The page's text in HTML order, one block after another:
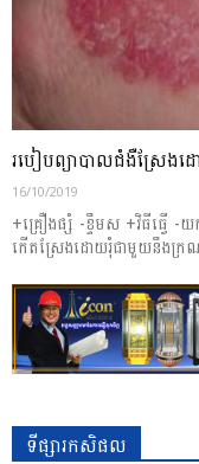
របៀបព្យាបាលជំងឺស្រែងដ
16/10/2019
+គ្រឿងផ្សំ -ខ្ទឹមស +វិធីធ្វើ -
កើតស្រែងដោយរុំជាមួយនឹងក្រ
ទីផ្សារកសិផល